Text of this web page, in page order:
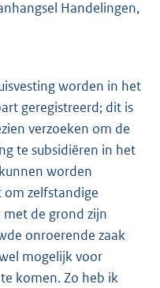
Handelingen,
worden in het
geregistreerd; dit is
verzoeken om de
te subsidiëren in het
worden
om zelfstandige
de grond zijn
onroerende zaak
mogelijk voor
komen. Zo heb ik